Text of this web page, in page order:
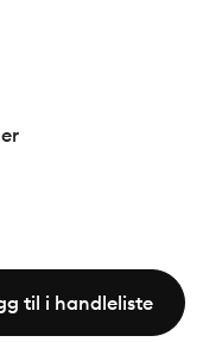
til i handleliste